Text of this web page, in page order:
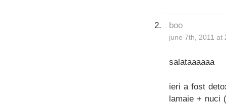
boo
june 7th, 2011 at
salataaaaaa
ieri a fost
lamaie + nuci